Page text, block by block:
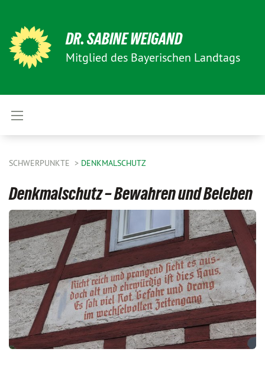
DR. SABINE WEIGAND
Mitglied des Bayerischen Landtags
SCHWERPUNKTE DENKMALSCHUTZ
Denkmalschutz – Bewahren und Beleben